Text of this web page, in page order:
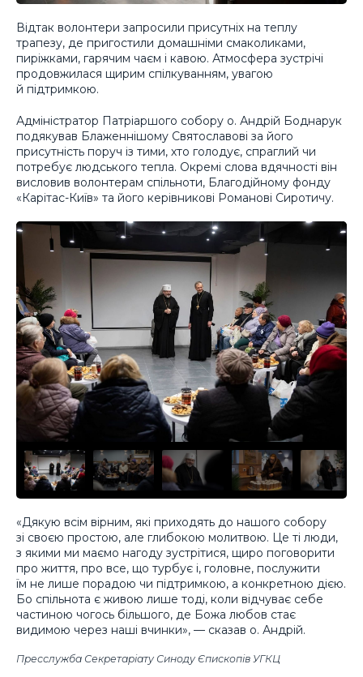
Відтак волонтери запросили присутніх на теплу
трапезу, де пригостили домашніми смаколиками,
пиріжками, гарячим чаєм і кавою. Атмосфера зустрічі
продовжилася щирим спілкуванням, увагою
й підтримкою.
Адміністратор Патріаршого собору о. Андрій Боднарук
подякував Блаженнішому Святославові за його
присутність поруч із тими, хто голодує, спраглий чи
потребує людського тепла. Окремі слова вдячності він
висловив волонтерам спільноти, Благодійному фонду
«Карітас-Київ» та його керівникові Романові Сиротичу.
«Дякую всім вірним, які приходять до нашого cобору
зі своєю простою, але глибокою молитвою. Це ті люди,
з якими ми маємо нагоду зустрітися, щиро поговорити
про життя, про все, що турбує і, головне, послужити
їм не лише порадою чи підтримкою, а конкретною дією.
Бо спільнота є живою лише тоді, коли відчуває себе
частиною чогось більшого, де Божа любов стає
видимою через наші вчинки», — сказав о. Андрій.
Пресслужба Секретаріату Синоду Єпископів УГКЦ